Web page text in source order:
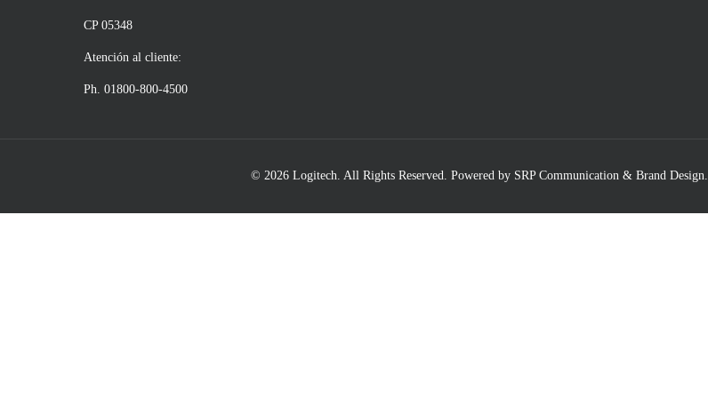
CP 05348
Atención al cliente:
Ph. 01800-800-4500
© 2026 Logitech. All Rights Reserved. Powered by SRP Communication & Brand Design.